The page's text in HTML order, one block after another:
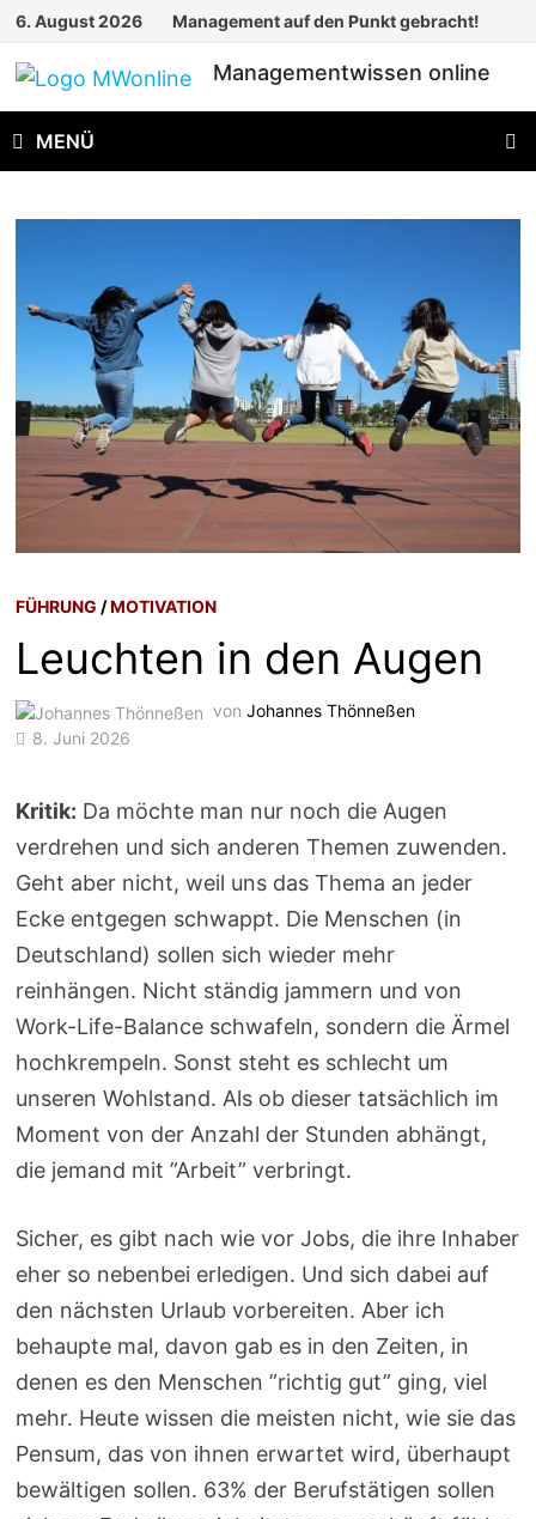
Zum
springen
6. August 2026 Management auf den Punkt gebracht!
Managementwissen online
MENÜ
FÜHRUNG /MOTIVATION
Leuchten in den Augen
vonJohannes Thönneßen
8. Juni 2026
Kritik: Da möchte man nur noch die Augen
verdrehen und sich anderen Themen zuwenden.
Geht aber nicht, weil uns das Thema an jeder
Ecke entgegen schwappt. Die Menschen (in
Deutschland) sollen sich wieder mehr
reinhängen. Nicht ständig jammern und von
Work-Life-Balance schwafeln, sondern die Ärmel
hochkrempeln. Sonst steht es schlecht um
unseren Wohlstand. Als ob dieser tatsächlich im
Moment von der Anzahl der Stunden abhängt,
die jemand mit ”Arbeit” verbringt.
Sicher, es gibt nach wie vor Jobs, die ihre Inhaber
eher so nebenbei erledigen. Und sich dabei auf
den nächsten Urlaub vorbereiten. Aber ich
behaupte mal, davon gab es in den Zeiten, in
denen es den Menschen ”richtig gut” ging, viel
mehr. Heute wissen die meisten nicht, wie sie das
Pensum, das von ihnen erwartet wird, überhaupt
bewältigen sollen. 63% der Berufstätigen sollen